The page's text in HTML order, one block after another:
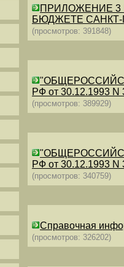
ПРИЛОЖЕНИЕ 3 К
БЮДЖЕТЕ САНКТ-
(просмотров: 391848)
РФ от 30.12.1993 N
(просмотров: 389929)
РФ от 30.12.1993 N
(просмотров: 340759)
Справочная
(просмотров: 326202)